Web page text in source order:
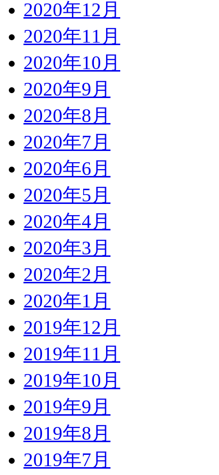
2020年12月
2020年11月
2020年10月
2020年9月
2020年8月
2020年7月
2020年6月
2020年5月
2020年4月
2020年3月
2020年2月
2020年1月
2019年12月
2019年11月
2019年10月
2019年9月
2019年8月
2019年7月